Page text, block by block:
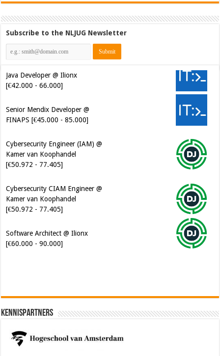
Subscribe to the NLJUG Newsletter
Java Developer @ Ilionx
[€42.000 - 66.000]
Senior Mendix Developer @
FINAPS [€45.000 - 85.000]
Cybersecurity Engineer (IAM) @
Kamer van Koophandel
[€50.972 - 77.405]
Cybersecurity CIAM Engineer @
Kamer van Koophandel
[€50.972 - 77.405]
Software Architect @ Ilionx
[€60.000 - 90.000]
Kennispartners